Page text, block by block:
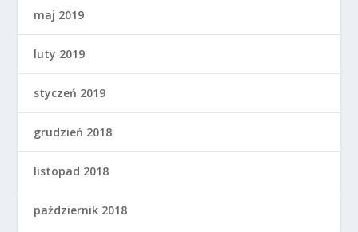
maj 2019
luty 2019
styczeń 2019
grudzień 2018
listopad 2018
październik 2018